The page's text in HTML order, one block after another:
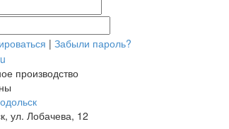
| Забыли пароль?
производство
ул. Лобачева, 12